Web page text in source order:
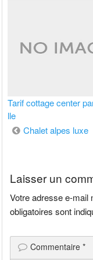
Tarif cottage center
lle
Navigation
Chalet alpes luxe
Laisser un
Votre adresse e-mail
obligatoires sont
Commentaire*